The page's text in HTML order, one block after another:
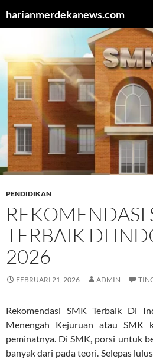
harianmerdekanews.com
PENDIDIKAN
REKOMENDASI
TERBAIK DI
2026
FEBRUARI 21, 2026 ADMIN
Rekomendasi SMK Terbaik Di
Menengah Kejuruan atau SMK
peminatnya. Di SMK, porsi untuk
banyak dari pada teori. Selepas